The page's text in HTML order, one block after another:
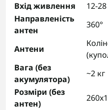
Вхід живлення
12-
Направленість
антен
360°
Антени
Вага (без
акумулятора)
~2 кг
Розміри (без
антен)